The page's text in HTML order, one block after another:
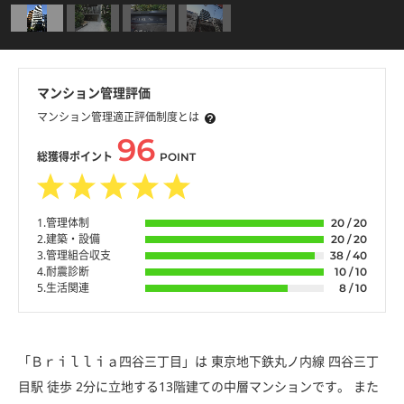
マンション管理評価
マンション管理適正評価制度とは
総獲得ポイント 96 POINT
1.管理体制 20 / 20
2.建築・設備 20 / 20
3.管理組合収支 38 / 40
4.耐震診断 10 / 10
5.生活関連 8 / 10
「Ｂｒｉｌｌｉａ四谷三丁目」は 東京地下鉄丸ノ内線 四谷三丁
目駅 徒歩 2分に立地する13階建ての中層マンションです。 また